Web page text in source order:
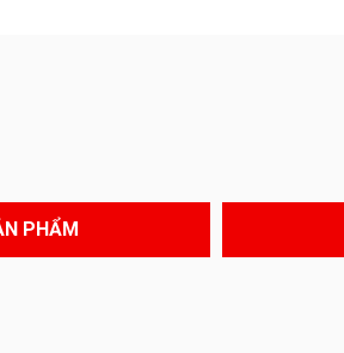
PHẨM